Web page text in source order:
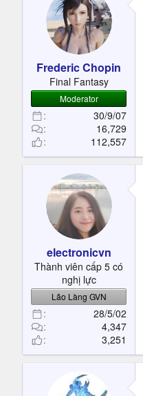
Frederic Chopin
Final Fantasy
Moderator
30/9/07
16,729
112,557
electronicvn
Thành viên cấp 5 có
nghị lực
Lão Làng GVN
28/5/02
4,347
3,251